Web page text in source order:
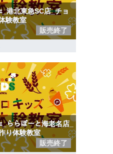
_港北東急SC店_チョ
験教室
販売終了
_ららぽーと海老名店_
り体験教室
販売終了